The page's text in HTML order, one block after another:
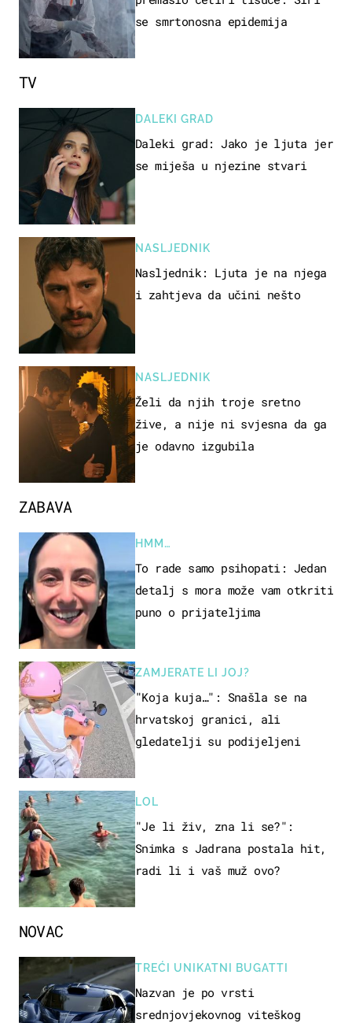
se smrtonosna epidemija
ZABAVA
HMM…
To rade samo psihopati: Jedan
detalj s mora može vam otkriti
puno o prijateljima
ZAMJERATE LI JOJ?
"Koja kuja…": Snašla se na
hrvatskoj granici, ali
gledatelji su podijeljeni
LOL
"Je li živ, zna li se?":
Snimka s Jadrana postala hit,
radi li i vaš muž ovo?
TV
DALEKI GRAD
Daleki grad: Jako je ljuta jer
se miješa u njezine stvari
NASLJEDNIK
Nasljednik: Ljuta je na njega
i zahtjeva da učini nešto
NASLJEDNIK
Želi da njih troje sretno
žive, a nije ni svjesna da ga
je odavno izgubila
NOVAC
TREĆI UNIKATNI BUGATTI
Nazvan je po vrsti
srednjovjekovnog viteškog